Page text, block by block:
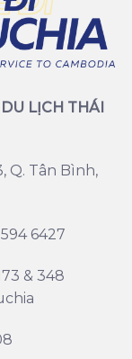
LỊCH THÁI
Q. Tân Bình,
6427
& 348